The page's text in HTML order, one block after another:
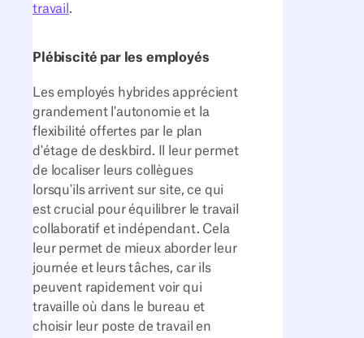
travail .
Plébiscité par les employés
Les employés hybrides apprécient
grandement l'autonomie et la
flexibilité offertes par le plan
d'étage de deskbird. Il leur permet
de localiser leurs collègues
lorsqu'ils arrivent sur site, ce qui
est crucial pour équilibrer le travail
collaboratif et indépendant. Cela
leur permet de mieux aborder leur
journée et leurs tâches, car ils
peuvent rapidement voir qui
travaille où dans le bureau et
choisir leur poste de travail en